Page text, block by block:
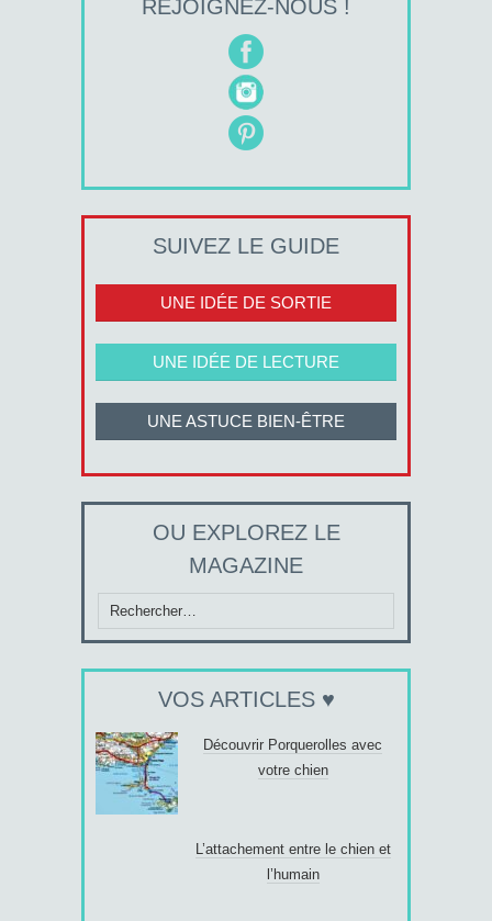
REJOIGNEZ-NOUS !
SUIVEZ LE GUIDE
UNE IDÉE DE SORTIE
UNE IDÉE DE LECTURE
UNE ASTUCE BIEN-ÊTRE
OU EXPLOREZ LE
MAGAZINE
Rechercher :
VOS ARTICLES ♥
Découvrir Porquerolles avec
votre chien
L’attachement entre le chien et
l’humain